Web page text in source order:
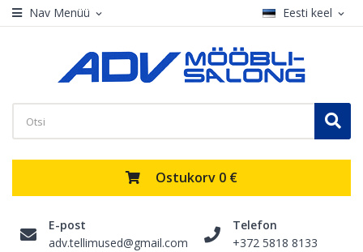
Nav Menüü expand_more Eesti keel expand_more
Ostukorv 0 €
E-post
adv.tellimused@gmail.com
Telefon
+372 5818 8133